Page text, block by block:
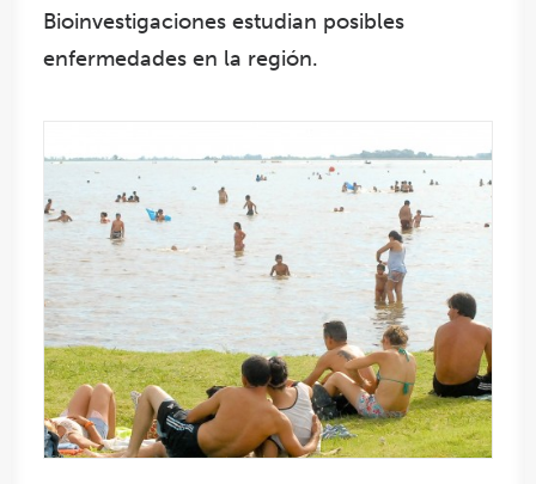
Bioinvestigaciones estudian posibles
enfermedades en la región.